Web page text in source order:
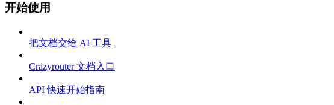
开始使用
把文档交给 AI 工具
Crazyrouter 文档入口
API 快速开始指南